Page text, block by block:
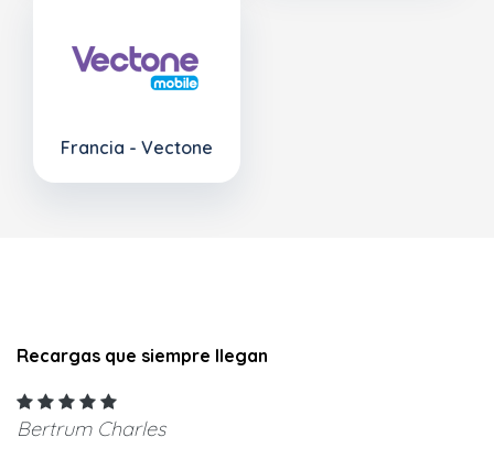
Francia - Vectone
Recargas que siempre llegan
Bertrum Charles